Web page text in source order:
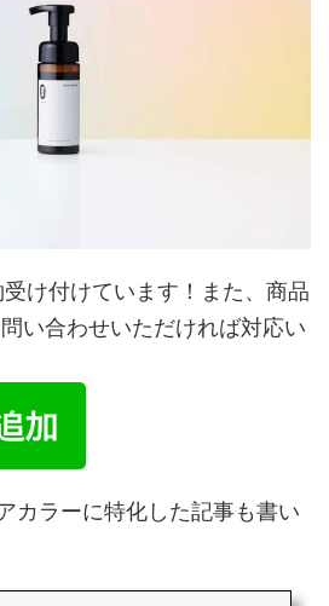
け付けています！また、商品
い合わせいただければ対応い
カラーに特化した記事も書い